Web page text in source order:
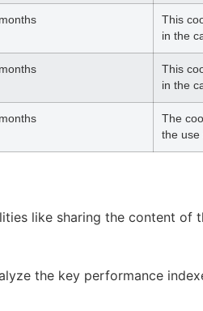
This
in the
This
in the
The
the use
like sharing the content
the key performance